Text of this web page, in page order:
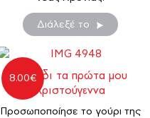
Διάλεξέ το
8.00€
Στολίδι τα πρώτα μου
Χριστούγεννα
Προσωποποίησε το γούρι της